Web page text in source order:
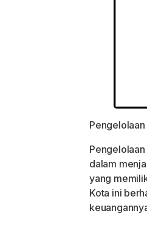
dalam
yang
Kota ini